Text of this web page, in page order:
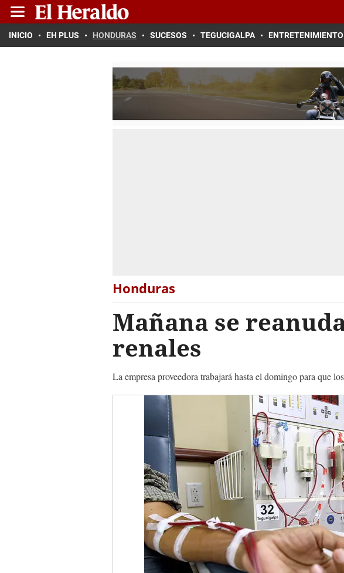
INICIO EH PLUS HONDURAS SUCESOS TEGUCIGALPA ENTRETENIMIENTO
Honduras
Mañana se
renales
La empresa proveedora trabajará hasta el domingo para que